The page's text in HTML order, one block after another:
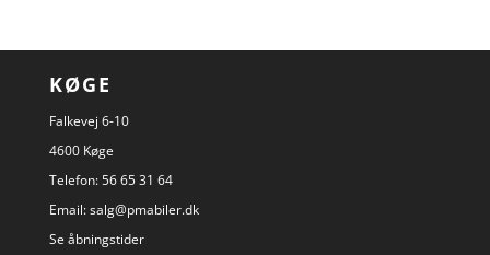
KØGE
Falkevej 6-10
4600 Køge
Telefon:56 65 31 64
Email:salg@pmabiler.dk
Se åbningstider